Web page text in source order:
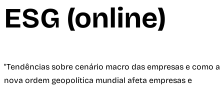
ESG (online)
"Tendências sobre cenário macro das empresas e como a
nova ordem geopolítica mundial afeta empresas e